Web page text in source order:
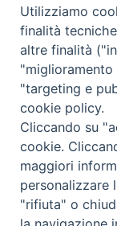
Contatti:
E-
Orari:
Lunedì,
Utilizziamo
finalità
altre finalità
"miglioramento
"targeting e
cookie policy.
Cliccando su
cookie.
maggiori
personalizzare
"rifiuta" o